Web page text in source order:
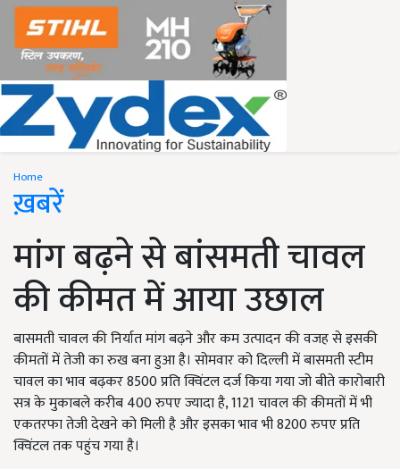
Home
ख़बरें
मांग बढ़ने से बांसमती चावल
की कीमत में आया उछाल
बासमती चावल की निर्यात मांग बढ़ने और कम उत्पादन की वजह से इसकी
कीमतों में तेजी का रुख बना हुआ है। सोमवार को दिल्ली में बासमती स्टीम
चावल का भाव बढ़कर 8500 प्रति क्विंटल दर्ज किया गया जो बीते कारोबारी
सत्र के मुकाबले करीब 400 रुपए ज्यादा है, 1121 चावल की कीमतों में भी
एकतरफा तेजी देखने को मिली है और इसका भाव भी 8200 रुपए प्रति
क्विंटल तक पहुंच गया है।